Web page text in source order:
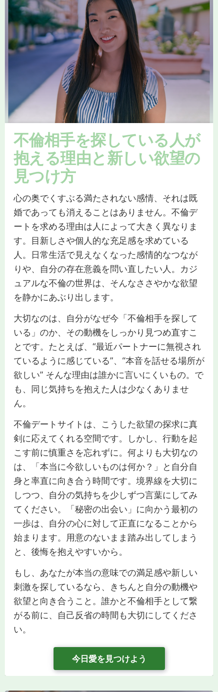
不倫相手を探している人が
抱える理由と新しい欲望の
見つけ方
心の奥でくすぶる満たされない感情、それは既
婚であっても消えることはありません。不倫デ
ートを求める理由は人によって大きく異なりま
す。目新しさや個人的な充足感を求めている
人。日常生活で見えなくなった感情的なつなが
りや、自分の存在意義を問い直したい人。カジ
ュアルな不倫の世界は、そんなささやかな欲望
を静かにあぶり出します。
大切なのは、自分がなぜ今「不倫相手を探して
いる」のか、その動機をしっかり見つめ直すこ
とです。たとえば、“最近パートナーに無視され
ているように感じている”、“本音を話せる場所が
欲しい” そんな理由は誰かに言いにくいもの。で
も、同じ気持ちを抱えた人は少なくありませ
ん。
不倫デートサイトは、こうした欲望の探求に真
剣に応えてくれる空間です。しかし、行動を起
こす前に慎重さを忘れずに。何よりも大切なの
は、「本当に今欲しいものは何か？」と自分自
身と率直に向き合う時間です。境界線を大切に
しつつ、自分の気持ちを少しずつ言葉にしてみ
てください。「秘密の出会い」に向かう最初の
一歩は、自分の心に対して正直になることから
始まります。用意のないまま踏み出してしまう
と、後悔を抱えやすいから。
もし、あなたが本当の意味での満足感や新しい
刺激を探しているなら、きちんと自分の動機や
欲望と向き合うこと。誰かと不倫相手として繋
がる前に、自己反省の時間も大切にしてくださ
い。
今日愛を見つけよう